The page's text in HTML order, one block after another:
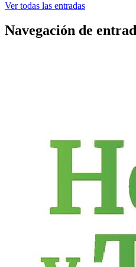
Ver todas las entradas
Navegación de